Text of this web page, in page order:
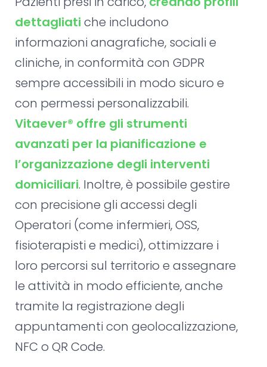
dettagliati che includono
informazioni anagrafiche, sociali e
cliniche, in conformità con GDPR
sempre accessibili in modo sicuro e
con permessi personalizzabili.
Vitaever® offre gli strumenti
avanzati per la pianificazione e
l’organizzazione degli interventi
domiciliari. Inoltre, è possibile gestire
con precisione gli accessi degli
Operatori (come infermieri, OSS,
fisioterapisti e medici), ottimizzare i
loro percorsi sul territorio e assegnare
le attività in modo efficiente, anche
tramite la registrazione degli
appuntamenti con geolocalizzazione,
NFC o QR Code.